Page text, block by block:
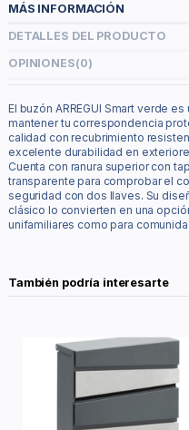
MÁS INFORMACIÓN
DETALLES DEL PRODUCTO
OPINIONES(0)
El buzón ARREGUI Smart verde
mantener tu correspondencia
calidad con recubrimiento
excelente durabilidad en
Cuenta con ranura superior con
transparente para comprobar el
seguridad con dos llaves. Su
clásico lo convierten en una
unifamiliares como para
También podría interesarte